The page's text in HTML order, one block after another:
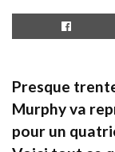
Presque
Murphy va
pour un